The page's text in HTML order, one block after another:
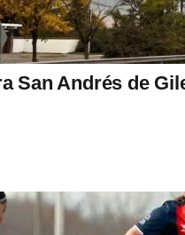
San Andrés de